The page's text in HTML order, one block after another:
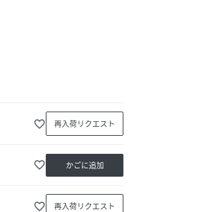
favorite_border 再入荷リクエスト
favorite_border かごに追加
favorite_border 再入荷リクエスト